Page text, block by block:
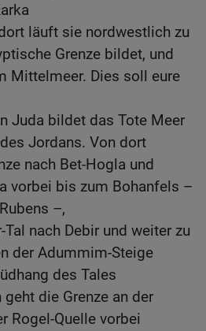
läuft sie nordwestlich zu
Grenze bildet, und
Mittelmeer. Dies soll eure
Juda bildet das Tote Meer
Jordans. Von dort
nach Bet-Hogla und
vorbei bis zum Bohanfels –
–,
nach Debir und weiter zu
der Adummim-Steige
des Tales
die Grenze an der
Rogel-Quelle vorbei